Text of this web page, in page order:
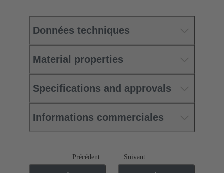
Données techniques
Material properties
Specifications and approvals
Informations commerciales
Précédent Suivant